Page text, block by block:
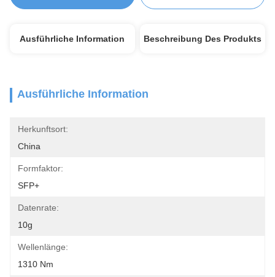
Ausführliche Information Beschreibung Des Produkts
Ausführliche Information
Herkunftsort:
China
Formfaktor:
SFP+
Datenrate:
10g
Wellenlänge:
1310 Nm